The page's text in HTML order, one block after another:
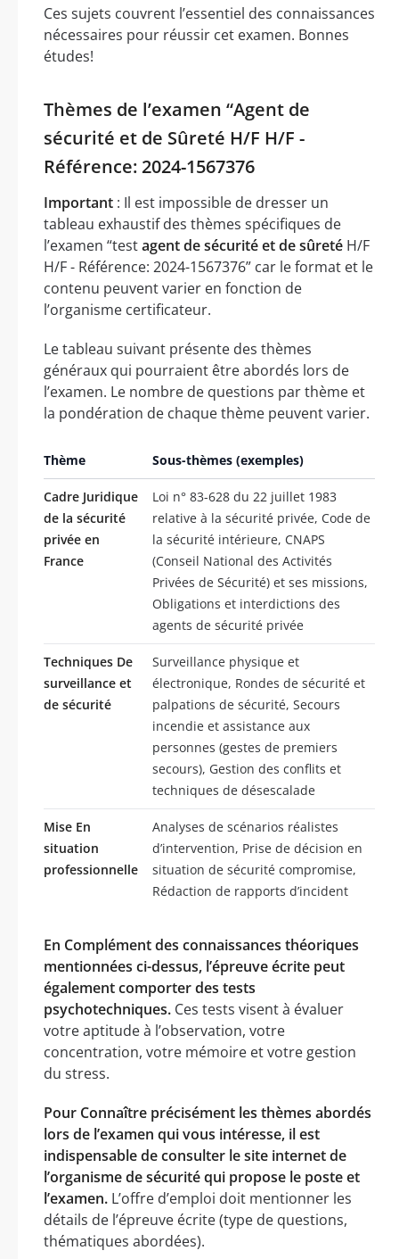
Ces sujets couvrent l’essentiel des connaissances
nécessaires pour réussir cet examen. Bonnes
études!
Thèmes de l’examen “Agent de
sécurité et de Sûreté H/F H/F -
Référence: 2024-1567376
Important : Il est impossible de dresser un
tableau exhaustif des thèmes spécifiques de
l’examen “testagent de sécurité et de sûreté H/F
H/F - Référence: 2024-1567376” car le format et le
contenu peuvent varier en fonction de
l’organisme certificateur.
Le tableau suivant présente des thèmes
généraux qui pourraient être abordés lors de
l’examen. Le nombre de questions par thème et
la pondération de chaque thème peuvent varier.
Thème Sous-thèmes (exemples)
Cadre Juridique
de la sécurité
privée en
France
Loi n° 83-628 du 22 juillet 1983
relative à la sécurité privée, Code de
la sécurité intérieure, CNAPS
(Conseil National des Activités
Privées de Sécurité) et ses missions,
Obligations et interdictions des
agents de sécurité privée
Techniques De
surveillance et
de sécurité
Surveillance physique et
électronique, Rondes de sécurité et
palpations de sécurité, Secours
incendie et assistance aux
personnes (gestes de premiers
secours), Gestion des conflits et
techniques de désescalade
Mise En
situation
professionnelle
Analyses de scénarios réalistes
d’intervention, Prise de décision en
situation de sécurité compromise,
Rédaction de rapports d’incident
En Complément des connaissances théoriques
mentionnées ci-dessus, l’épreuve écrite peut
également comporter des tests
psychotechniques. Ces tests visent à évaluer
votre aptitude à l’observation, votre
concentration, votre mémoire et votre gestion
du stress.
Pour Connaître précisément les thèmes abordés
lors de l’examen qui vous intéresse, il est
indispensable de consulter le site internet de
l’organisme de sécurité qui propose le poste et
l’examen. L’offre d’emploi doit mentionner les
détails de l’épreuve écrite (type de questions,
thématiques abordées).